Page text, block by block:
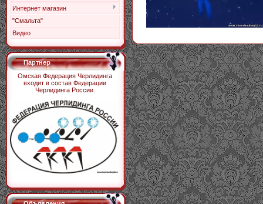
Интернет магазин
"Смальта"
Видео
Партнер
Омская Федерация Черлидинга
входит в состав Федерации
Черлидинга России.